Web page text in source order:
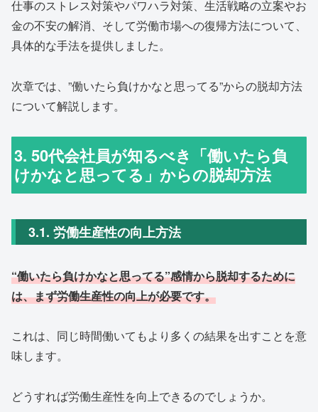
仕事のストレス対策やパワハラ対策、生活戦略の立案やお
金の不安の解消、そして労働市場への復帰方法について、
具体的な手法を提供しました。
次章では、”働いたら負けかなと思ってる”からの脱却方法
について解説します。
3. 50代会社員が知るべき「働いたら負
けかなと思ってる」からの脱却方法
3.1. 労働生産性の向上方法
“働いたら負けかなと思ってる”感情から脱却するために
は、まず労働生産性の向上が必要です。
これは、同じ時間働いてもより多くの結果を出すことを意
味します。
どうすれば労働生産性を向上できるのでしょうか。